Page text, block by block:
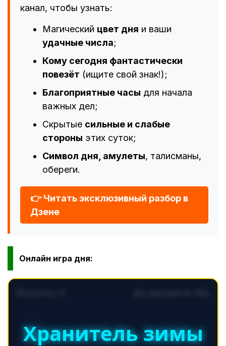
канал, чтобы узнать:
Магический цвет дня и ваши
удачные числа;
Кому сегодня фантастически
повезёт (ищите свой знак!);
Благоприятные часы для начала
важных дел;
Скрытые сильные и слабые
стороны этих суток;
Символ дня, амулеты, талисманы,
обереги.
👉 Читать эксклюзивный разбор в
Дзене
Онлайн игра дня: